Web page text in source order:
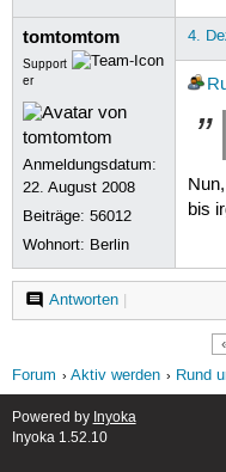
tomtomtom
Support
er
Anmeldungsdatum:
22. August 2008
Beiträge:56012
Wohnort: Berlin
4.
bis
Antworten|
Forum Aktiv werden Rund
Powered by Inyoka
Inyoka 1.52.10